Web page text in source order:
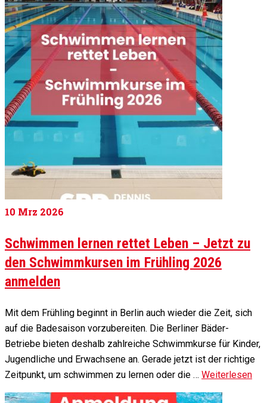
10 Mrz 2026
Schwimmen lernen rettet Leben – Jetzt zu
den Schwimmkursen im Frühling 2026
anmelden
Mit dem Frühling beginnt in Berlin auch wieder die Zeit, sich
auf die Badesaison vorzubereiten. Die Berliner Bäder-
Betriebe bieten deshalb zahlreiche Schwimmkurse für Kinder,
Jugendliche und Erwachsene an. Gerade jetzt ist der richtige
Zeitpunkt, um schwimmen zu lernen oder die … Weiterlesen